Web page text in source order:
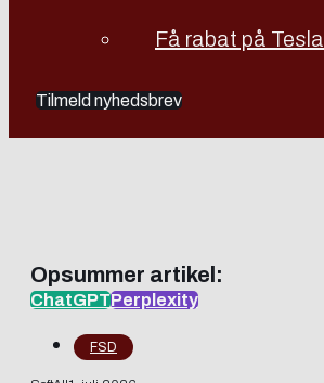
Få rabat på Tesla
Tilmeld nyhedsbrev
Opsummer artikel:
ChatGPTPerplexity
FSD